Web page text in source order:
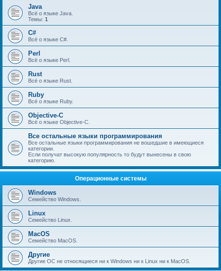
Java
Всё о языке Java.
Темы: 1
C#
Всё о языке C#.
Perl
Всё о языке Perl.
Rust
Всё о языке Rust.
Ruby
Всё о языке Ruby.
Objective-C
Всё о языке Objective-C.
Все остальные языки программирования
Все остальные языки программирования не вошедшие в имеющиеся
категории.
Если получат высокую популярность то будут вынесены в свою
категорию.
Операционные системы
Windows
Семейство Windows.
Linux
Семейство Linux.
MacOS
Семейство MacOS.
Другие
Другие ОС не относящиеся ни к Windows ни к Linux ни к MacOS.